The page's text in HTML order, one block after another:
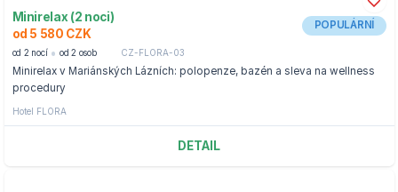
Minirelax (2 noci)
od 5 580 CZK
POPULÁRNÍ
od 2 nocí od 2 osob CZ-FLORA-03
Minirelax v Mariánských Lázních: polopenze, bazén a sleva na wellness
procedury
Hotel FLORA
DETAIL